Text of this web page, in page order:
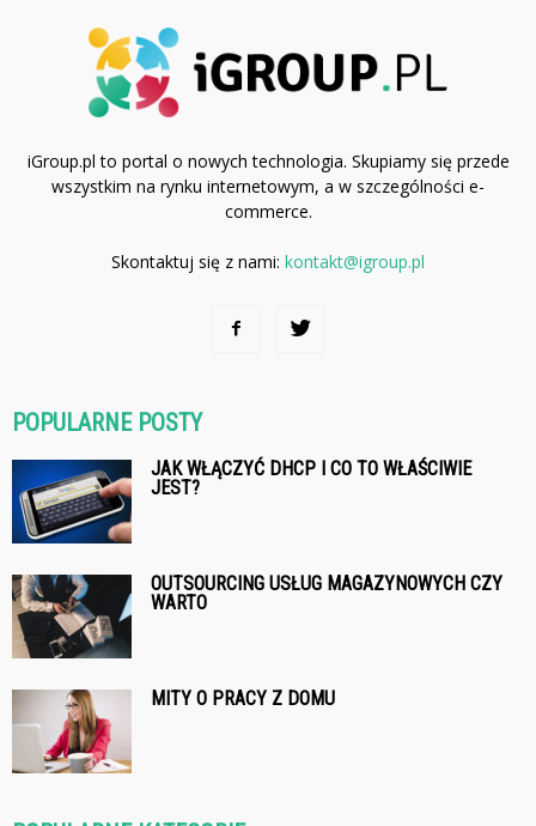
iGroup.pl to portal o nowych technologia. Skupiamy się przede
wszystkim na rynku internetowym, a w szczególności e-
commerce.
Skontaktuj się z nami: kontakt@igroup.pl
POPULARNE POSTY
JAK WŁĄCZYĆ DHCP I CO TO WŁAŚCIWIE
JEST?
OUTSOURCING USŁUG MAGAZYNOWYCH CZY
WARTO
MITY O PRACY Z DOMU